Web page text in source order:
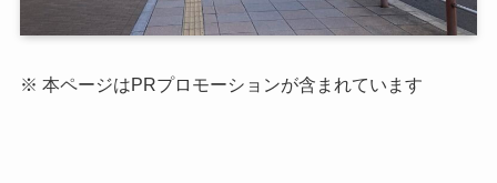
※ 本ページはPRプロモーションが含まれています